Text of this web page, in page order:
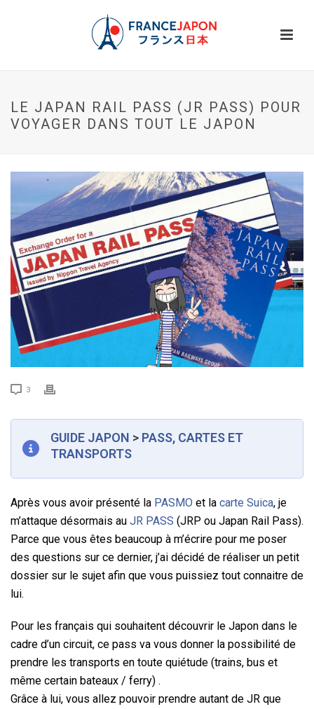
LE JAPAN RAIL PASS (JR PASS) POUR
VOYAGER DANS TOUT LE JAPON
3
GUIDE JAPON > PASS, CARTES ET
TRANSPORTS
Après vous avoir présenté la PASMO et la carte Suica, je
m’attaque désormais au JR PASS (JRP ou Japan Rail Pass).
Parce que vous êtes beaucoup à m’écrire pour me poser
des questions sur ce dernier, j’ai décidé de réaliser un petit
dossier sur le sujet afin que vous puissiez tout connaitre de
lui.
Pour les français qui souhaitent découvrir le Japon dans le
cadre d’un circuit, ce pass va vous donner la possibilité de
prendre les transports en toute quiétude (trains, bus et
même certain bateaux / ferry) .
Grâce à lui, vous allez pouvoir prendre autant de JR que